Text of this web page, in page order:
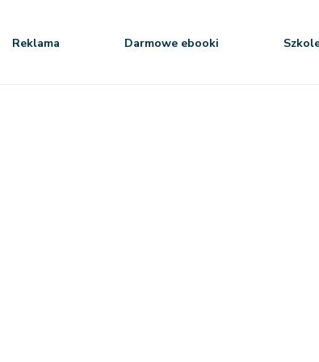
Reklama Darmowe ebooki